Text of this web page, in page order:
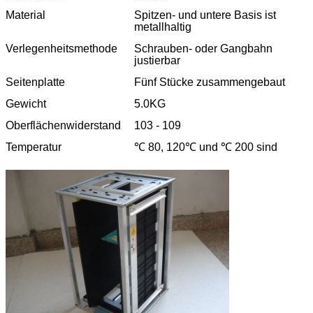
Material
Spitzen- und untere Basis ist
metallhaltig
Verlegenheitsmethode
Schrauben- oder Gangbahn
justierbar
Seitenplatte
Fünf Stücke zusammengebaut
Gewicht
5.0KG
Oberflächenwiderstand
103 - 109
Temperatur
℃ 80, 120℃ und ℃ 200 sind